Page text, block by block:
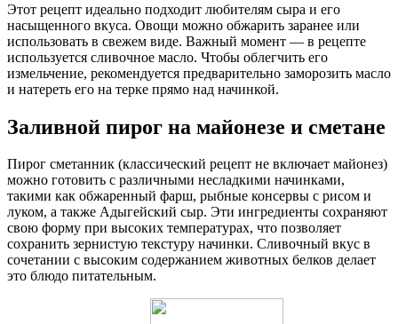
Этот рецепт идеально подходит любителям сыра и его
насыщенного вкуса. Овощи можно обжарить заранее или
использовать в свежем виде. Важный момент — в рецепте
используется сливочное масло. Чтобы облегчить его
измельчение, рекомендуется предварительно заморозить масло
и натереть его на терке прямо над начинкой.
Заливной пирог на майонезе и сметане
Пирог сметанник (классический рецепт не включает майонез)
можно готовить с различными несладкими начинками,
такими как обжаренный фарш, рыбные консервы с рисом и
луком, а также Адыгейский сыр. Эти ингредиенты сохраняют
свою форму при высоких температурах, что позволяет
сохранить зернистую текстуру начинки. Сливочный вкус в
сочетании с высоким содержанием животных белков делает
это блюдо питательным.